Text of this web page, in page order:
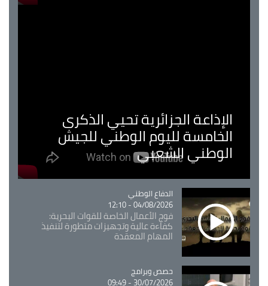
الإذاعة الجزائرية تحيي الذكرى
الخامسة لليوم الوطني للجيش
الوطني الشعبي
Catégorie
الدفاع الوطني
04/08/2026 - 12:10
فوج الأعمال الخاصة للقوات البحرية:
كفاءة عالية وتجهيزات متطورة لتنفيذ
المهام المعقدة
Catégorie
حصص وبرامج
30/07/2026 - 09:49